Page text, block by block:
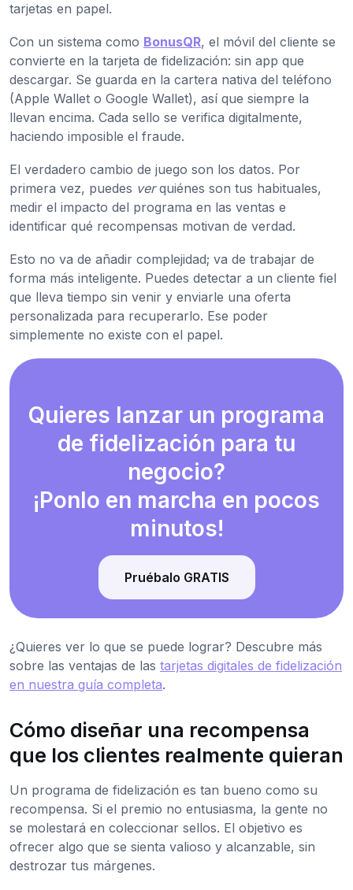
tarjetas en papel.
Con un sistema como BonusQR, el móvil del cliente se
convierte en la tarjeta de fidelización: sin app que
descargar. Se guarda en la cartera nativa del teléfono
(Apple Wallet o Google Wallet), así que siempre la
llevan encima. Cada sello se verifica digitalmente,
haciendo imposible el fraude.
El verdadero cambio de juego son los datos. Por
primera vez, puedes verquiénes son tus habituales,
medir el impacto del programa en las ventas e
identificar qué recompensas motivan de verdad.
Esto no va de añadir complejidad; va de trabajar de
forma más inteligente. Puedes detectar a un cliente fiel
que lleva tiempo sin venir y enviarle una oferta
personalizada para recuperarlo. Ese poder
simplemente no existe con el papel.
Quieres lanzar un programa
de fidelización para tu
negocio?
¡Ponlo en marcha en pocos
minutos!
Pruébalo GRATIS
¿Quieres ver lo que se puede lograr? Descubre más
sobre las ventajas de las tarjetas digitales de fidelización
en nuestra guía completa.
Cómo diseñar una recompensa
que los clientes realmente quieran
Un programa de fidelización es tan bueno como su
recompensa. Si el premio no entusiasma, la gente no
se molestará en coleccionar sellos. El objetivo es
ofrecer algo que se sienta valioso y alcanzable, sin
destrozar tus márgenes.